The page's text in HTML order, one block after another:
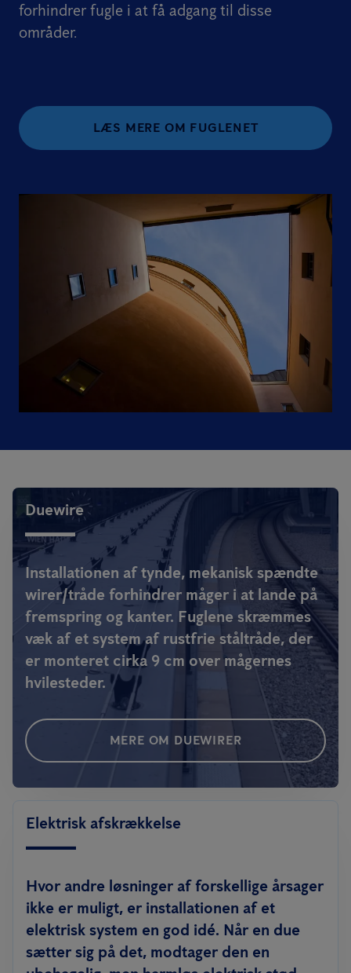
forhindrer fugle i at få adgang til disse
områder.
LÆS MERE OM FUGLENET
Duewire
Installationen af tynde, mekanisk spændte
wirer/tråde forhindrer måger i at lande på
fremspring og kanter. Fuglene skræmmes
væk af et system af rustfrie ståltråde, der
er monteret cirka 9 cm over mågernes
hvilesteder.
MERE OM DUEWIRER
Elektrisk afskrækkelse
Hvor andre løsninger af forskellige årsager
ikke er muligt, er installationen af et
elektrisk system en god idé. Når en due
sætter sig på det, modtager den en